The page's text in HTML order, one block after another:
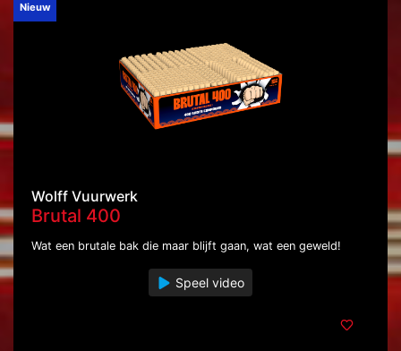
Nieuw
Wolff Vuurwerk
Brutal 400
Wat een brutale bak die maar blijft gaan, wat een geweld!
Speel video